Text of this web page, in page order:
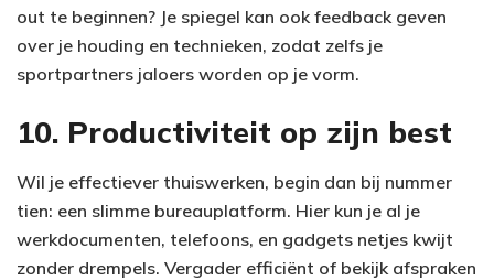
out te beginnen? Je spiegel kan ook feedback geven
over je houding en technieken, zodat zelfs je
sportpartners jaloers worden op je vorm.
10. Productiviteit op zijn best
Wil je effectiever thuiswerken, begin dan bij nummer
tien: een slimme bureauplatform. Hier kun je al je
werkdocumenten, telefoons, en gadgets netjes kwijt
zonder drempels. Vergader efficiënt of bekijk afspraken